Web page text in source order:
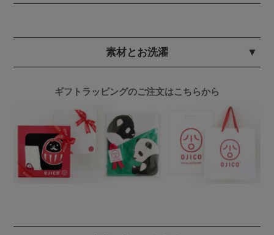
素材とお洗濯
ギフトラッピングのご注文はこちらから